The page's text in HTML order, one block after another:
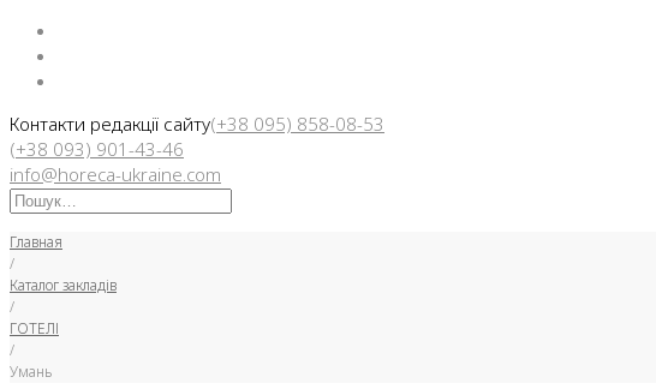
Контакти редакції сайту(+38 095) 858-08-53
(+38 093) 901-43-46
info@horeca-ukraine.com
Искать:
Главная
/
Каталог закладів
/
ГОТЕЛІ
/
Умань